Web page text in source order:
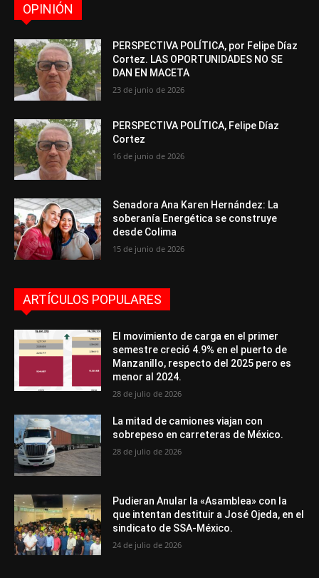
OPINIÓN
PERSPECTIVA POLÍTICA, por Felipe Díaz
Cortez. LAS OPORTUNIDADES NO SE
DAN EN MACETA
23 de junio de 2026
PERSPECTIVA POLÍTICA, Felipe Díaz
Cortez
16 de junio de 2026
Senadora Ana Karen Hernández: La
soberanía Energética se construye
desde Colima
15 de junio de 2026
ARTÍCULOS POPULARES
El movimiento de carga en el primer
semestre creció 4.9% en el puerto de
Manzanillo, respecto del 2025 pero es
menor al 2024.
28 de julio de 2026
La mitad de camiones viajan con
sobrepeso en carreteras de México.
28 de julio de 2026
Pudieran Anular la «Asamblea» con la
que intentan destituir a José Ojeda, en el
sindicato de SSA-México.
24 de julio de 2026